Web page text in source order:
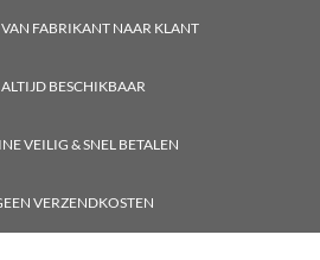
FABRIKANT NAAR KLANT
ALTIJD BESCHIKBAAR
VEILIG & SNEL BETALEN
VERZENDKOSTEN